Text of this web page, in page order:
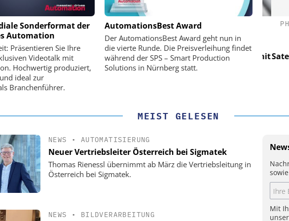
Sonderformat der
Automation
Präsentieren Sie Ihre
Videotalk mit
Hochwertig produziert,
ideal zur
Branchenführer.
AutomationsBest Award
Der AutomationsBest Award geht nun in
die vierte Runde. Die Preisverleihung findet
während der SPS – Smart Production
Solutions in Nürnberg statt.
INSTRUMENTE (PI) SE &
CO. KG
Laserlinks für LEO-
Blitzschnelle Präzision mit
PI-Kippspiegeln!
PHYSIK INSTRUMENTE (PI) SE &
CO. KG
Optische Laserlinks für LEO-
Satelliten: Blitzschnelle Präzision mit
PI-Kippspiegeln!
MEIST GELESEN
NEWS • AUTOMATISIERUNG
Neuer Vertriebsleiter Österreich bei Sigmatek
Thomas Rienessl übernimmt ab März die Vertriebsleitung in
Österreich bei Sigmatek.
NEWS • BILDVERARBEITUNG
Mit